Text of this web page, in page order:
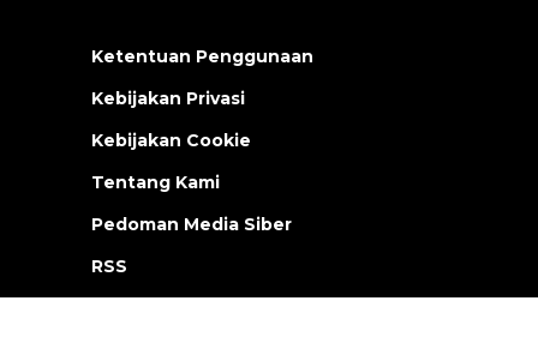
Ketentuan Penggunaan
Kebijakan Privasi
Kebijakan Cookie
Tentang Kami
Pedoman Media Siber
RSS